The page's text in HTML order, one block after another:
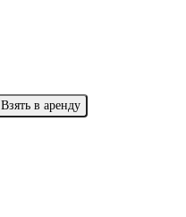
Взять в аренду